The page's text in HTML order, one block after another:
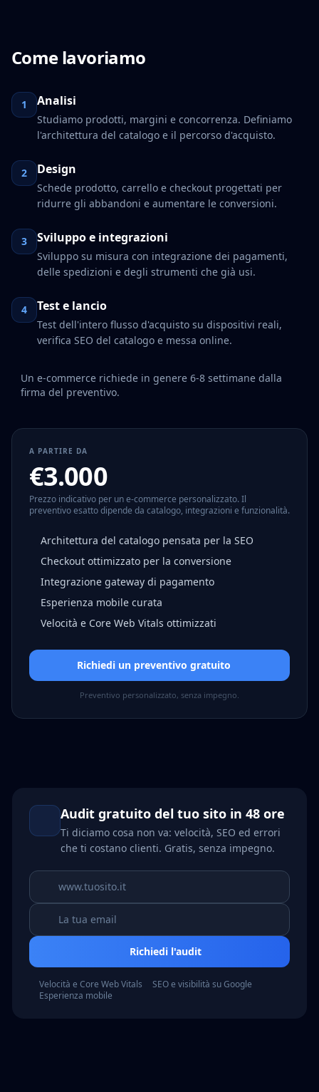
Come lavoriamo
1 Analisi
Studiamo prodotti, margini e concorrenza. Definiamo
l'architettura del catalogo e il percorso d'acquisto.
2 Design
Schede prodotto, carrello e checkout progettati per
ridurre gli abbandoni e aumentare le conversioni.
3 Sviluppo e integrazioni
Sviluppo su misura con integrazione dei pagamenti,
delle spedizioni e degli strumenti che già usi.
4 Test e lancio
Test dell'intero flusso d'acquisto su dispositivi reali,
verifica SEO del catalogo e messa online.
Un e-commerce richiede in genere 6-8 settimane dalla
firma del preventivo.
A PARTIRE DA
€3.000
Prezzo indicativo per un e-commerce personalizzato. Il
preventivo esatto dipende da catalogo, integrazioni e funzionalità.
Architettura del catalogo pensata per la SEO
Checkout ottimizzato per la conversione
Integrazione gateway di pagamento
Esperienza mobile curata
Velocità e Core Web Vitals ottimizzati
Richiedi un preventivo gratuito
Preventivo personalizzato, senza impegno.
Audit gratuito del tuo sito in 48 ore
Ti diciamo cosa non va: velocità, SEO ed errori
che ti costano clienti. Gratis, senza impegno.
Richiedi l'audit
Velocità e Core Web Vitals
SEO e visibilità su Google
Esperienza mobile